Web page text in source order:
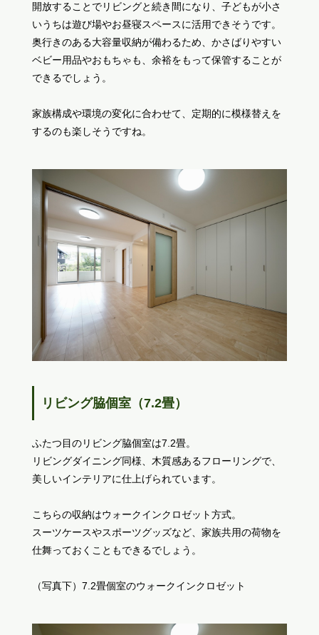
開放することでリビングと続き間になり、子どもが小さ
いうちは遊び場やお昼寝スペースに活用できそうです。
奥行きのある大容量収納が備わるため、かさばりやすい
ベビー用品やおもちゃも、余裕をもって保管することが
できるでしょう。
家族構成や環境の変化に合わせて、定期的に模様替えを
するのも楽しそうですね。
リビング脇個室（7.2畳）
ふたつ目のリビング脇個室は7.2畳。
リビングダイニング同様、木質感あるフローリングで、
美しいインテリアに仕上げられています。
こちらの収納はウォークインクロゼット方式。
スーツケースやスポーツグッズなど、家族共用の荷物を
仕舞っておくこともできるでしょう。
（写真下）7.2畳個室のウォークインクロゼット